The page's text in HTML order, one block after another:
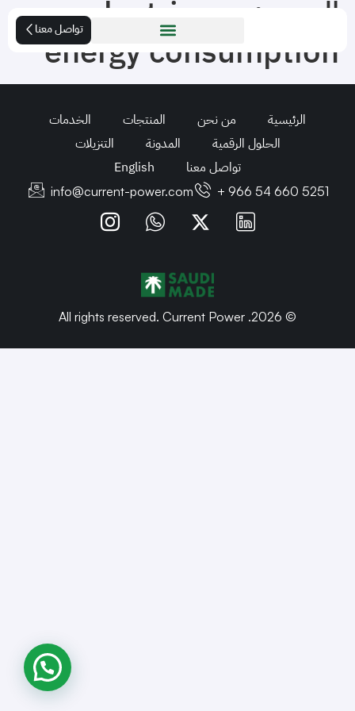
تواصل معنا الوسم:
electric car
energy consumption
الرئيسية من نحن المنتجات
الخدمات
الحلول الرقمية
المدونة
التنزيلات
تواصل معنا
English
info@current-power.com + 966 54 660 5251
© 2026. All rights reserved. Current Power